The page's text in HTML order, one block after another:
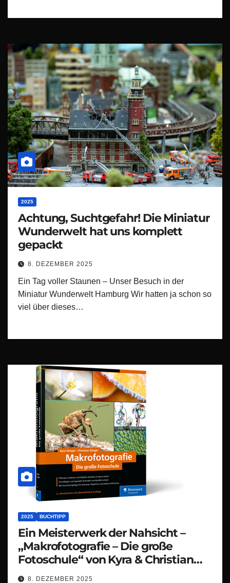
2025
Achtung, Suchtgefahr! Die Miniatur
Wunderwelt hat uns komplett
gepackt
8. DEZEMBER 2025
Ein Tag voller Staunen – Unser Besuch in der
Miniatur Wunderwelt Hamburg Wir hatten ja schon so
viel über dieses…
2025 BUCHTIPP
Ein Meisterwerk der Nahsicht –
„Makrofotografie – Die große
Fotoschule“ von Kyra & Christian
Sänger
8. DEZEMBER 2025